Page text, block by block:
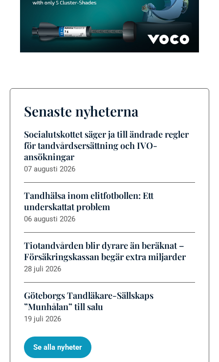
Senaste nyheterna
Socialutskottet säger ja till ändrade regler
för tandvårdsersättning och IVO-
ansökningar
07 augusti 2026
Tandhälsa inom elitfotbollen: Ett
underskattat problem
06 augusti 2026
Tiotandvården blir dyrare än beräknat –
Försäkringskassan begär extra miljarder
28 juli 2026
Göteborgs Tandläkare-Sällskaps
”Munhålan” till salu
19 juli 2026
Se alla nyheter